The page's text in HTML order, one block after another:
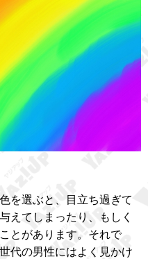
を選ぶと、目立ち過ぎて
えてしまったり、もしく
とがあります。それで
代の男性にはよく見かけ